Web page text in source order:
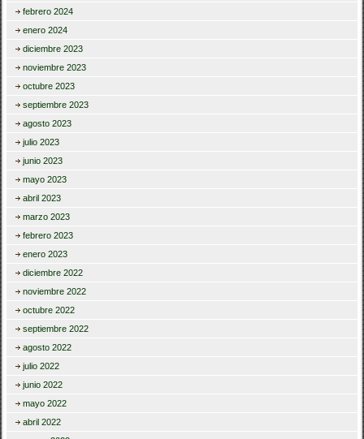
febrero 2024
enero 2024
diciembre 2023
noviembre 2023
octubre 2023
septiembre 2023
agosto 2023
julio 2023
junio 2023
mayo 2023
abril 2023
marzo 2023
febrero 2023
enero 2023
diciembre 2022
noviembre 2022
octubre 2022
septiembre 2022
agosto 2022
julio 2022
junio 2022
mayo 2022
abril 2022